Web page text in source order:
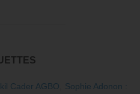
Cader AGBO
Sophie Adonon :